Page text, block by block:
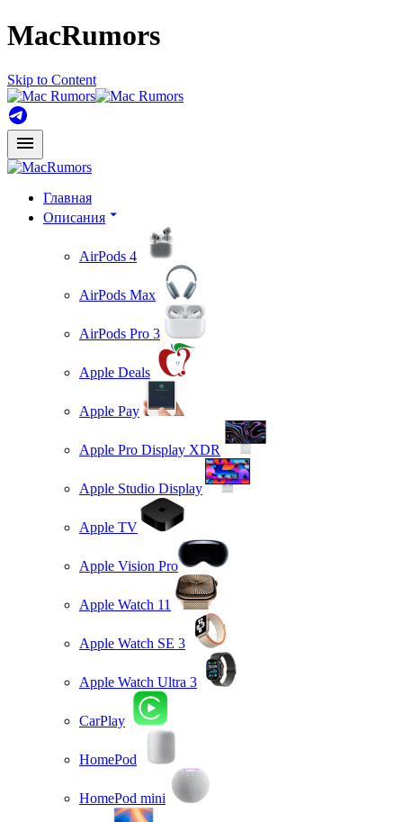
MacRumors
Skip to Content
Главная
Описания
AirPods 4
AirPods Max
AirPods Pro 3
Apple Deals
Apple Pay
Apple Pro Display XDR
Apple Studio Display
Apple TV
Apple Vision Pro
Apple Watch 11
Apple Watch SE 3
Apple Watch Ultra 3
CarPlay
HomePod
HomePod mini